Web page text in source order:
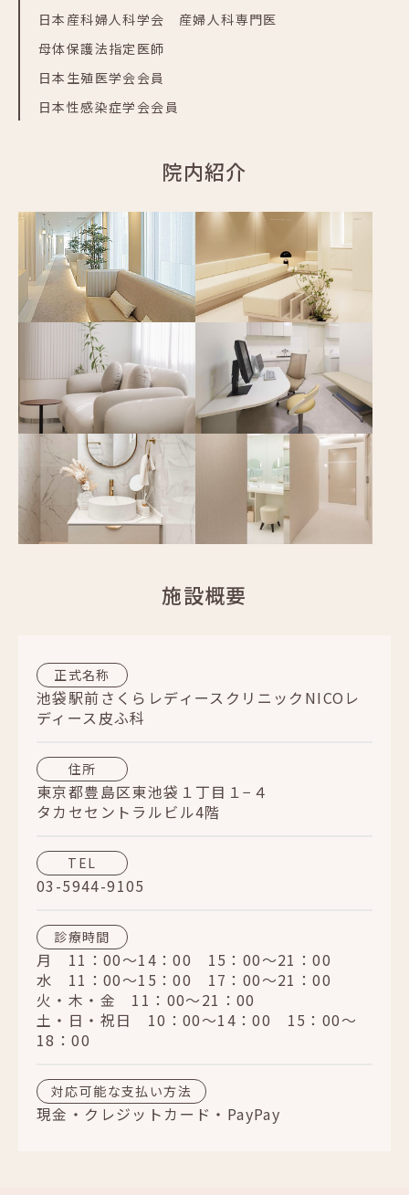
日本産科婦人科学会 産婦人科専門医
母体保護法指定医師
日本生殖医学会会員
日本性感染症学会会員
院内紹介
施設概要
正式名称
池袋駅前さくらレディースクリニックNICOレ
ディース皮ふ科
住所
東京都豊島区東池袋１丁目１−４
タカセセントラルビル4階
TEL
03-5944-9105
診療時間
月 11：00～14：00 15：00～21：00
水 11：00～15：00 17：00～21：00
火・木・金 11：00～21：00
土・日・祝日 10：00～14：00 15：00～
18：00
対応可能な支払い方法
現金・クレジットカード・PayPay